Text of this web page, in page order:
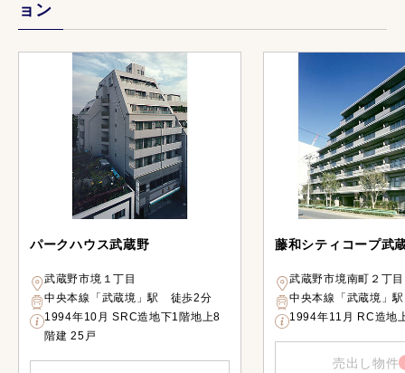
ョン
パークハウス武蔵野
武蔵野市境１丁目
中央本線「武蔵境」駅 徒歩2分
1994年10月 SRC造地下1階地上8
階建 25戸
藤和シティコープ武
武蔵野市境南町２丁目
中央本線「武蔵境」
1994年11月 RC造地
売出し物件